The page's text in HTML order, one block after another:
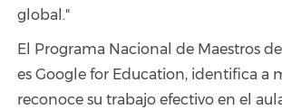
global."
El Programa Nacional de Maestros
es Google for Education, identifica a
reconoce su trabajo efectivo en el